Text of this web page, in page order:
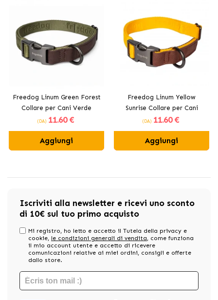
Freedog Linum Green Forest
Collare per Cani Verde
(DA) 11.60 €
Aggiungi
Freedog Linum Yellow
Sunrise Collare per Cani
Giallo
(DA) 11.60 €
Aggiungi
Iscriviti alla newsletter e ricevi uno sconto
di 10€ sul tuo primo acquisto
Mi registro, ho letto e accetto il Tutela della privacy e
cookie, le condizioni generali di vendita, come funziona
il mio account utente e accetto di ricevere
comunicazioni relative ai miei ordini, consigli e offerte
dallo store.